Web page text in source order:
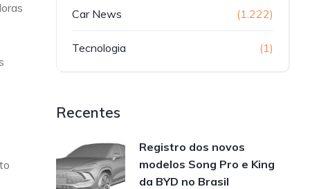
Car News (1.222)
Tecnologia (1)
Recentes
Registro dos novos
modelos Song Pro e King
da BYD no Brasil